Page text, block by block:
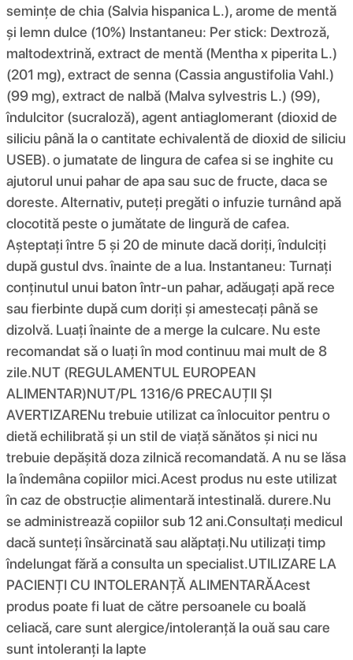
semințe de chia (Salvia hispanica L.), arome de mentă
și lemn dulce (10%) Instantaneu: Per stick: Dextroză,
maltodextrină, extract de mentă (Mentha x piperita L.)
(201 mg), extract de senna (Cassia angustifolia Vahl.)
(99 mg), extract de nalbă (Malva sylvestris L.) (99),
îndulcitor (sucraloză), agent antiaglomerant (dioxid de
siliciu până la o cantitate echivalentă de dioxid de siliciu
USEB). o jumatate de lingura de cafea si se inghite cu
ajutorul unui pahar de apa sau suc de fructe, daca se
doreste. Alternativ, puteți pregăti o infuzie turnând apă
clocotită peste o jumătate de lingură de cafea.
Așteptați între 5 și 20 de minute dacă doriți, îndulciți
după gustul dvs. înainte de a lua. Instantaneu: Turnați
conținutul unui baton într-un pahar, adăugați apă rece
sau fierbinte după cum doriți și amestecați până se
dizolvă. Luați înainte de a merge la culcare. Nu este
recomandat să o luați în mod continuu mai mult de 8
zile.NUT (REGULAMENTUL EUROPEAN
ALIMENTAR)NUT/PL 1316/6 PRECAUȚII ȘI
AVERTIZARENu trebuie utilizat ca înlocuitor pentru o
dietă echilibrată și un stil de viață sănătos și nici nu
trebuie depășită doza zilnică recomandată. A nu se lăsa
la îndemâna copiilor mici.Acest produs nu este utilizat
în caz de obstrucție alimentară intestinală. durere.Nu
se administrează copiilor sub 12 ani.Consultați medicul
dacă sunteți însărcinată sau alăptați.Nu utilizați timp
îndelungat fără a consulta un specialist.UTILIZARE LA
PACIENȚI CU INTOLERANȚĂ ALIMENTARĂAcest
produs poate fi luat de către persoanele cu boală
celiacă, care sunt alergice/intoleranță la ouă sau care
sunt intoleranți la lapte